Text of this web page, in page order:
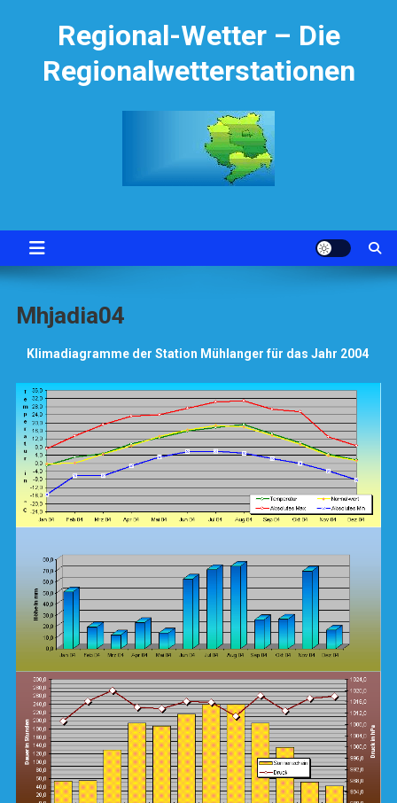
Regional-Wetter – Die
Regionalwetterstationen
Mhjadia04
Klimadiagramme der Station Mühlanger für das Jahr 2004